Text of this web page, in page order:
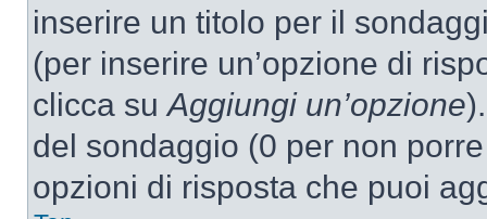
inserire un titolo per il
(per inserire un’opzione di
clicca suAggiungi un’opzione
del sondaggio (0 per non
opzioni di risposta che puoi